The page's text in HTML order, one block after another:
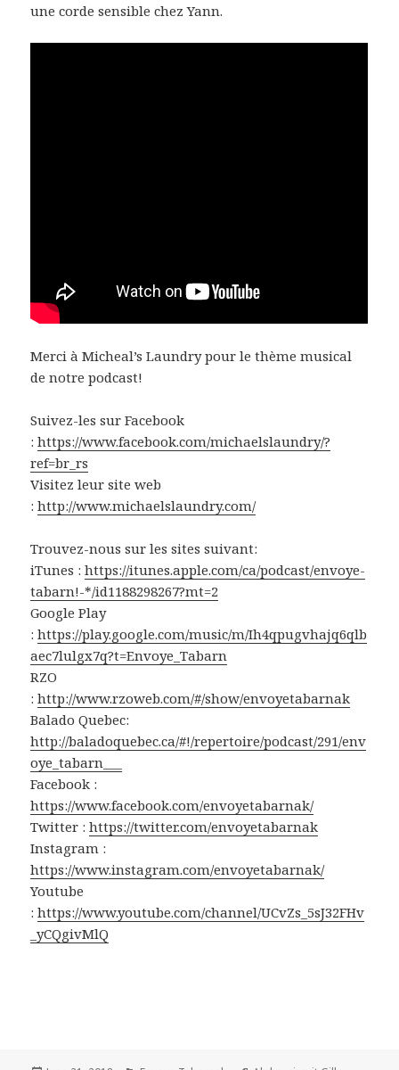
une corde sensible chez Yann.
Merci à Micheal’s Laundry pour le thème musical
de notre podcast!
Suivez-les sur Facebook
:https://www.facebook.com/michaelslaundry/?
ref=br_rs
Visitez leur site web
:http://www.michaelslaundry.com/
Trouvez-nous sur les sites suivant:
iTunes :https://itunes.apple.com/ca/podcast/envoye-
tabarn!-*/id1188298267?mt=2
Google Play
:https://play.google.com/music/m/Ih4qpugvhajq6qlb
aec7lulgx7q?t=Envoye_Tabarn
RZO
:http://www.rzoweb.com/#/show/envoyetabarnak
Balado Quebec:
http://baladoquebec.ca/#!/repertoire/podcast/291/env
oye_tabarn___
Facebook :
https://www.facebook.com/envoyetabarnak/
Twitter :https://twitter.com/envoyetabarnak
Instagram :
https://www.instagram.com/envoyetabarnak/
Youtube
:https://www.youtube.com/channel/UCvZs_5sJ32FHv
_yCQgivMlQ